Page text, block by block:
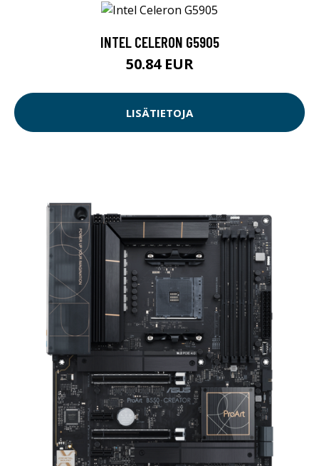
INTEL CELERON G5905
50.84 EUR
LISÄTIETOJA